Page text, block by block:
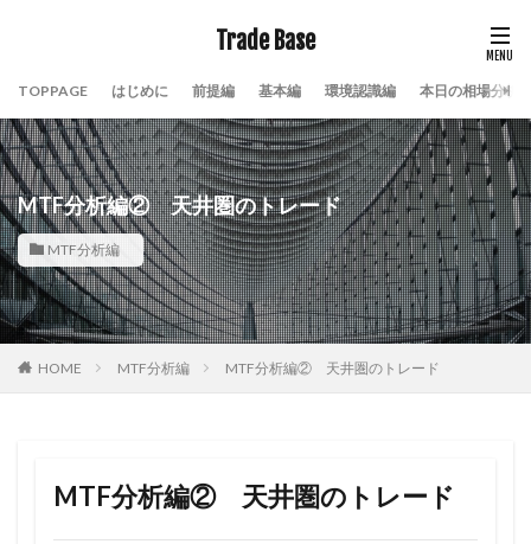
Trade Base
TOPPAGE はじめに 前提編 基本編 環境認識編 本日の相場分析
MTF分析編② 天井圏のトレード
MTF分析編
HOME MTF分析編 MTF分析編② 天井圏のトレード
MTF分析編② 天井圏のトレード